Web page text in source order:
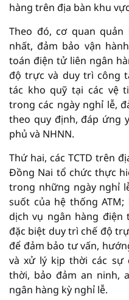
hàng trên địa bàn khu
Theo đó, cơ quan
nhất, đảm bảo vận
toán điện tử liên ngân
độ trực và duy trì công
tác kho quỹ tại các vệ
trong các ngày nghỉ lễ,
theo quy định, đáp ứng
phủ và NHNN.
Thứ hai, các TCTD trên
Đồng Nai tổ chức thực
trong những ngày nghỉ
suốt của hệ thống
dịch vụ ngân hàng
đặc biệt duy trì chế độ
để đảm bảo tư vấn,
và xử lý kịp thời các sự
thời, bảo đảm an ninh,
ngân hàng kỳ nghỉ lễ.